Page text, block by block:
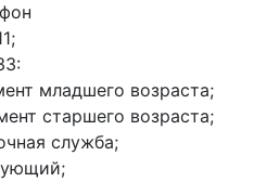
младшего возраста;
старшего возраста;
служба;